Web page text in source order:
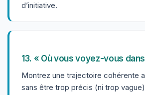
d’initiative.
13. « Où vous voyez-vous
Montrez une trajectoire cohérente
sans être trop précis (ni trop